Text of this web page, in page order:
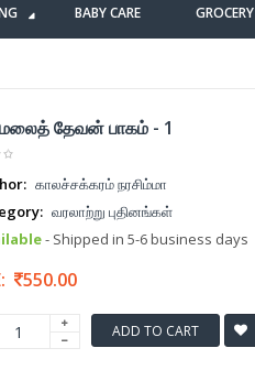
BABY CARE GROCERY
தேவன் பாகம் - 1
காலச்சக்கரம் நரசிம்மா
வரலாற்று புதினங்கள்
- Shipped in 5-6 business days
550.00
ADD TO CART